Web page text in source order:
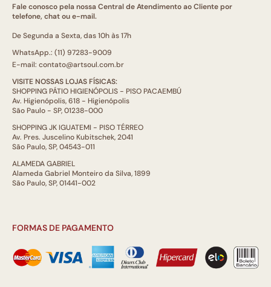
Fale conosco pela nossa Central de Atendimento ao Cliente por
telefone, chat ou e-mail.
De Segunda a Sexta, das 10h às 17h
WhatsApp.: (11) 97283-9009
E-mail: contato@artsoul.com.br
VISITE NOSSAS LOJAS FÍSICAS:
SHOPPING PÁTIO HIGIENÓPOLIS - PISO PACAEMBÚ
Av. Higienópolis, 618 - Higienópolis
São Paulo - SP, 01238-000
SHOPPING JK IGUATEMI - PISO TÉRREO
Av. Pres. Juscelino Kubitschek, 2041
São Paulo, SP, 04543-011
ALAMEDA GABRIEL
Alameda Gabriel Monteiro da Silva, 1899
São Paulo, SP, 01441-002
FORMAS DE PAGAMENTO